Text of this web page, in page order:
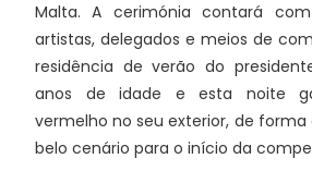
Malta. A cerimónia contará
artistas, delegados e meios de
residência de verão do
anos de idade e esta noite
vermelho no seu exterior, de
belo cenário para o início da